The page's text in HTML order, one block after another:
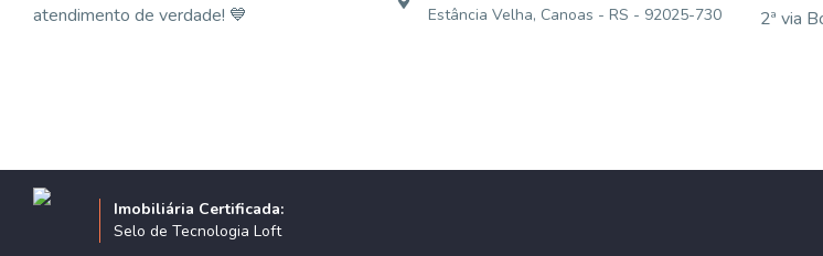
atendimento de verdade! 💙
Estância Velha, Canoas - RS - 92025-730
2ª via
Imobiliária Certificada:
Selo de Tecnologia Loft